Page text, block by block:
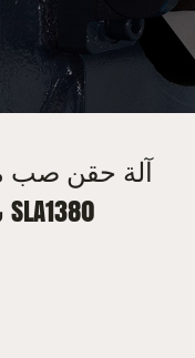
آلة حقن صب
سعر تسليم المصنع SLA1380